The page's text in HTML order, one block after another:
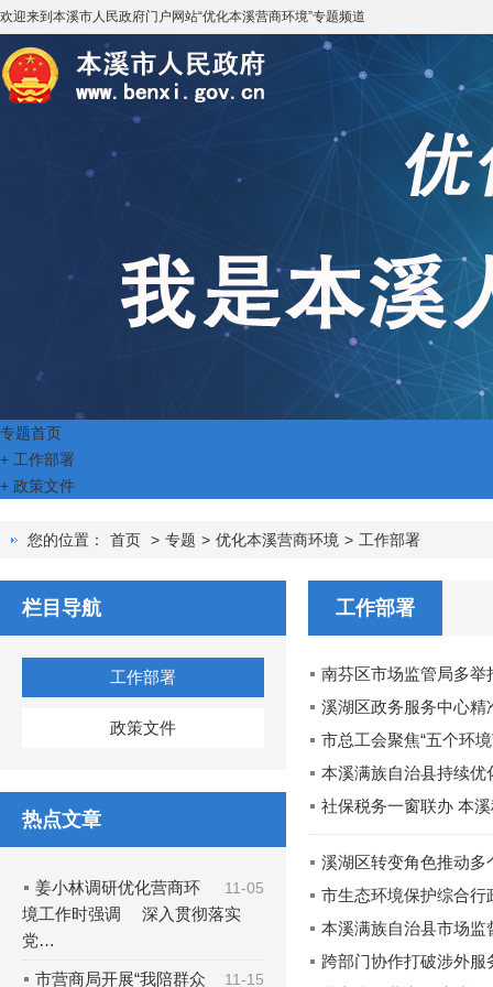
欢迎来到 本溪市人民政府门户网站“优化本溪营商环境”专题频道
专题首页
+ 工作部署
+ 政策文件
您的位置： 首页 > 专题 > 优化本溪营商环境 > 工作部署
栏目导航
工作部署
政策文件
热点文章
11-05
姜小林调研优化营商环
境工作时强调 深入贯彻落实
党…
11-15
市营商局开展“我陪群众
工作部署
南芬区市场监管局多举
溪湖区政务服务中心精
市总工会聚焦“五个环
本溪满族自治县持续优
社保税务一窗联办 本
溪湖区转变角色推动多
市生态环境保护综合
本溪满族自治县市场
跨部门协作打破涉外